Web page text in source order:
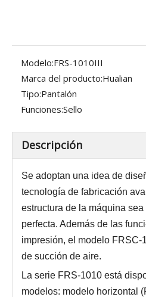
Modelo:FRS-1010III
Marca del producto:Hualian
Tipo:Pantalón
Funciones:Sello
Descripción
Se adoptan una idea de
tecnología de fabricación
estructura de la máquina
perfecta. Además de las
impresión, el modelo FRSC-
de succión de aire.
La serie FRS-1010 está
modelos: modelo horizontal